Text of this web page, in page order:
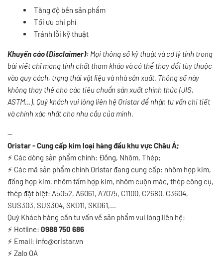
Tăng độ bền sản phẩm
Tối ưu chi phí
Tránh lỗi kỹ thuật
Khuyến cáo (Disclaimer): Mọi thông số kỹ thuật và cơ lý tính trong
bài viết chỉ mang tính chất tham khảo và có thể thay đổi tùy thuộc
vào quy cách, trạng thái vật liệu và nhà sản xuất. Thông số này
không thay thế cho các tiêu chuẩn sản xuất chính thức (JIS,
ASTM...). Quý khách vui lòng liên hệ Oristar để nhận tư vấn chi tiết
và chính xác nhất cho nhu cầu của mình.
--
Oristar - Cung cấp kim loại hàng đầu khu vực Châu Á;
⚡ Các dòng sản phẩm chính: Đồng, Nhôm, Thép;
⚡ Các mã sản phẩm chính Oristar đang cung cấp: nhôm hợp kim,
đồng hợp kim, nhôm tấm hợp kim, nhôm cuộn mác, thép công cụ,
thép đặt biệt: A5052, A6061, A7075, C1100, C2680, C3604,
SUS303, SUS304, SKD11, SKD61,...
Quý Khách hàng cần tư vấn về sản phẩm vui lòng liên hệ:
⚡ Hotline: 0988 750 686
⚡ Email: info@oristar.vn
⚡ Zalo OA